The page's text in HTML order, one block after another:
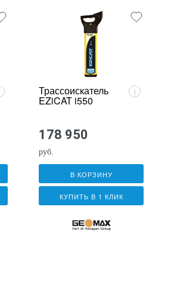
Трассоискатель
EZiCAT i550
i
178 950
руб.
В КОРЗИНУ
КУПИТЬ В 1 КЛИК